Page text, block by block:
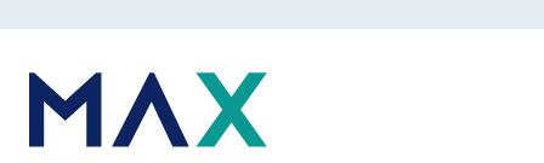
to
content